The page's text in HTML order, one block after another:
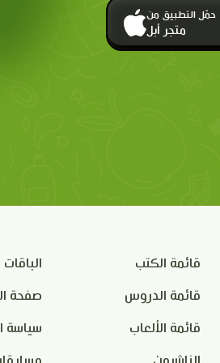
حمّل التطبيق من
متجر أبل
قائمة الكتب
قائمة الدروس
قائمة الألعاب
الباقات
صفحة
سياسة